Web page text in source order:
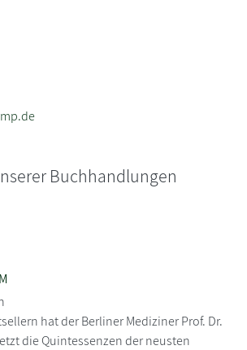
Buchhandlungen
hat der Berliner Mediziner Prof. Dr.
die Quintessenzen der neusten